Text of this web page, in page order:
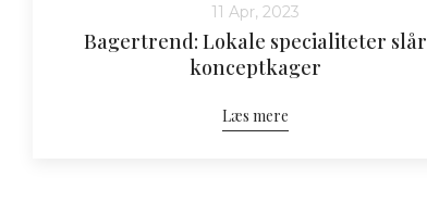
11 Apr, 2023
Bagertrend: Lokale specialiteter slår
konceptkager
Læs mere